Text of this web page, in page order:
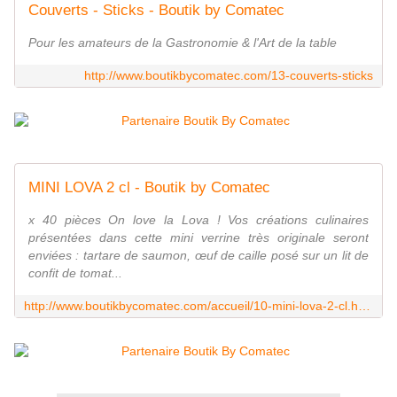
Couverts - Sticks - Boutik by Comatec
Pour les amateurs de la Gastronomie & l'Art de la table
http://www.boutikbycomatec.com/13-couverts-sticks
MINI LOVA 2 cl - Boutik by Comatec
x 40 pièces On love la Lova ! Vos créations culinaires
présentées dans cette mini verrine très originale seront
enviées : tartare de saumon, œuf de caille posé sur un lit de
confit de tomat...